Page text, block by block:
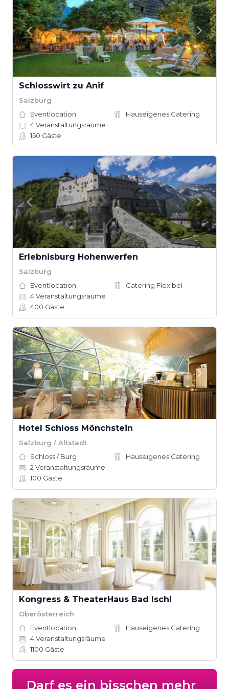
Schlosswirt zu Anif
Salzburg
Eventlocation
Hauseigenes Catering
4Veranstaltungsräume
150 Gäste
Erlebnisburg Hohenwerfen
Salzburg
Eventlocation
Catering Flexibel
4Veranstaltungsräume
400 Gäste
Hotel Schloss Mönchstein
Salzburg / Altstadt
Schloss / Burg
Hauseigenes Catering
2 Veranstaltungsräume
100 Gäste
Kongress & TheaterHaus Bad Ischl
Oberösterreich
Eventlocation
Hauseigenes Catering
4Veranstaltungsräume
1100 Gäste
Darf es ein bisschen mehr